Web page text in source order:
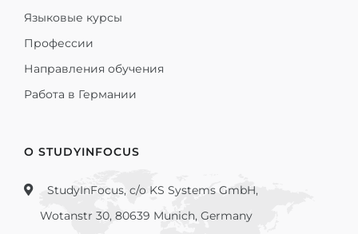
Языковые курсы
Профессии
Направления обучения
Работа в Германии
О STUDYINFOCUS
StudyInFocus, c/o KS Systems GmbH,
Wotanstr 30, 80639 Munich, Germany